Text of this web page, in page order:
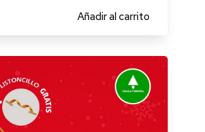
Añadir al carrito